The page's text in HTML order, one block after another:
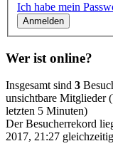
Ich habe mein
Wer ist online?
Insgesamt sind 3
unsichtbare Mitglieder
letzten 5 Minuten)
Der Besucherrekord
2017, 21:27